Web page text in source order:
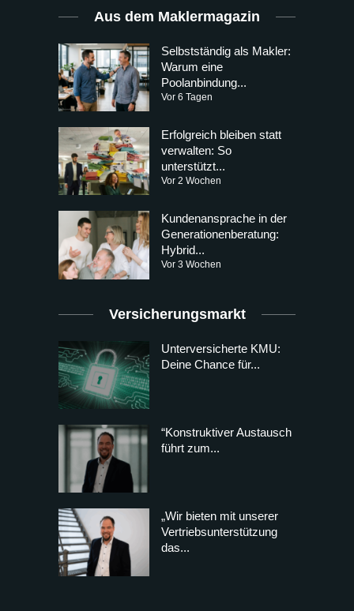
Aus dem Maklermagazin
Selbstständig als Makler:
Warum eine
Poolanbindung...
Vor 6 Tagen
Erfolgreich bleiben statt
verwalten: So
unterstützt...
Vor 2 Wochen
Kundenansprache in der
Generationenberatung:
Hybrid...
Vor 3 Wochen
Versicherungsmarkt
Unterversicherte KMU:
Deine Chance für...
“Konstruktiver Austausch
führt zum...
„Wir bieten mit unserer
Vertriebsunterstützung
das...